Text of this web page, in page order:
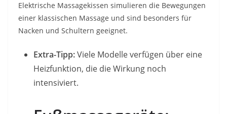
Elektrische Massagekissen simulieren die Bewegungen
einer klassischen Massage und sind besonders für
Nacken und Schultern geeignet.
Extra-Tipp:Viele Modelle verfügen über eine
Heizfunktion, die die Wirkung noch
intensiviert.